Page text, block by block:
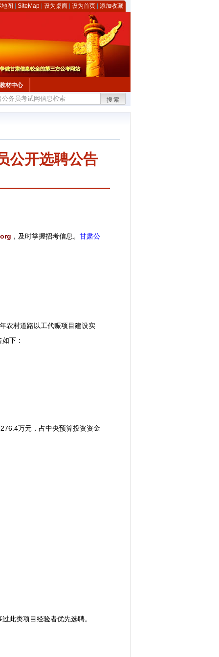
图 SiteMap 设为桌面 设为首页 添加收藏
教材中心
搜索
公开选聘公告
， 及时掌握招考信息。 甘肃公
村道路以工代赈项目建设实
下：
万元，占中央预算投资资金
此类项目经验者优先选聘。